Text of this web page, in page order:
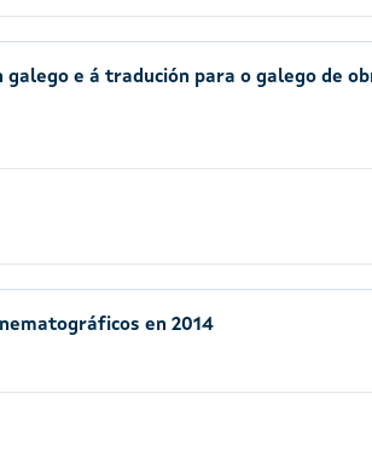
e á tradución para o galego de
en 2014